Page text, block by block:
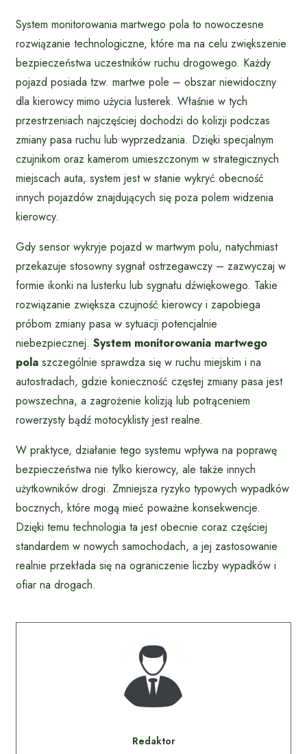
System monitorowania martwego pola to nowoczesne
rozwiązanie technologiczne, które ma na celu zwiększenie
bezpieczeństwa uczestników ruchu drogowego. Każdy
pojazd posiada tzw. martwe pole – obszar niewidoczny
dla kierowcy mimo użycia lusterek. Właśnie w tych
przestrzeniach najczęściej dochodzi do kolizji podczas
zmiany pasa ruchu lub wyprzedzania. Dzięki specjalnym
czujnikom oraz kamerom umieszczonym w strategicznych
miejscach auta, system jest w stanie wykryć obecność
innych pojazdów znajdujących się poza polem widzenia
kierowcy.
Gdy sensor wykryje pojazd w martwym polu, natychmiast
przekazuje stosowny sygnał ostrzegawczy – zazwyczaj w
formie ikonki na lusterku lub sygnału dźwiękowego. Takie
rozwiązanie zwiększa czujność kierowcy i zapobiega
próbom zmiany pasa w sytuacji potencjalnie
niebezpiecznej. System monitorowania martwego
pola szczególnie sprawdza się w ruchu miejskim i na
autostradach, gdzie konieczność częstej zmiany pasa jest
powszechna, a zagrożenie kolizją lub potrąceniem
rowerzysty bądź motocyklisty jest realne.
W praktyce, działanie tego systemu wpływa na poprawę
bezpieczeństwa nie tylko kierowcy, ale także innych
użytkowników drogi. Zmniejsza ryzyko typowych wypadków
bocznych, które mogą mieć poważne konsekwencje.
Dzięki temu technologia ta jest obecnie coraz częściej
standardem w nowych samochodach, a jej zastosowanie
realnie przekłada się na ograniczenie liczby wypadków i
ofiar na drogach.
Redaktor